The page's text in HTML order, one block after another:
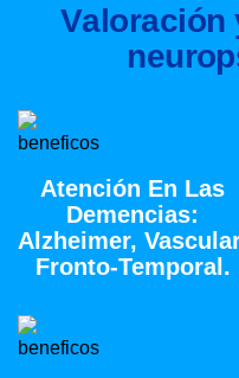
Valoración
neurop
Atención En Las
Demencias:
Alzheimer,
Fronto-Temporal.